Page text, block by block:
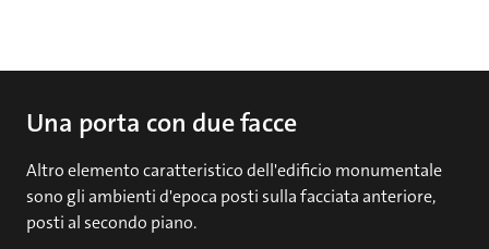
Una porta con due facce
Altro elemento caratteristico dell'edificio monumentale
sono gli ambienti d'epoca posti sulla facciata anteriore,
posti al secondo piano.